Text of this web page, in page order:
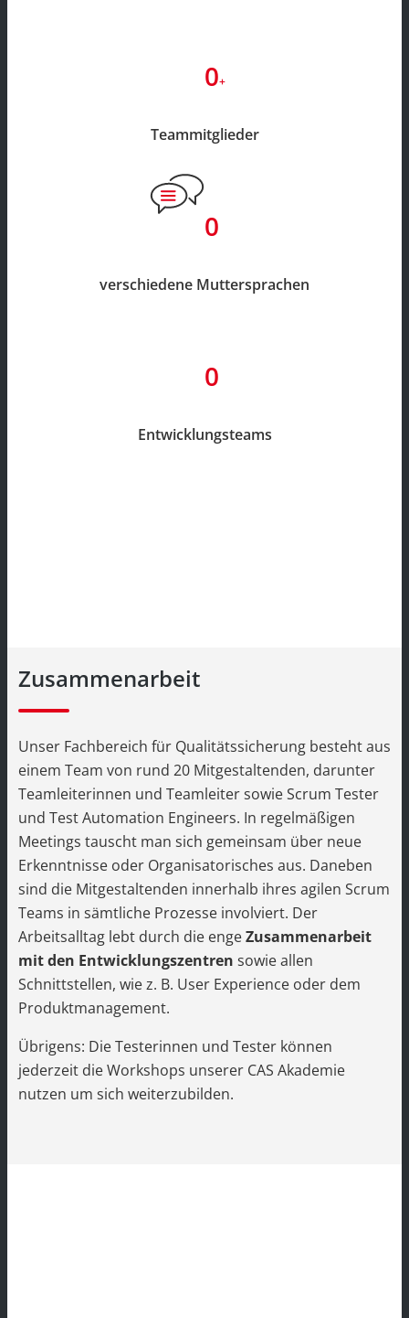
0+
Teammitglieder
0
verschiedene Muttersprachen
0
Entwicklungsteams
Zusammenarbeit
Unser Fachbereich für Qualitätssicherung besteht aus
einem Team von rund 20 Mitgestaltenden, darunter
Teamleiterinnen und Teamleiter sowie Scrum Tester
und Test Automation Engineers. In regelmäßigen
Meetings tauscht man sich gemeinsam über neue
Erkenntnisse oder Organisatorisches aus. Daneben
sind die Mitgestaltenden innerhalb ihres agilen Scrum
Teams in sämtliche Prozesse involviert. Der
Arbeitsalltag lebt durch die engeZusammenarbeit
mit den Entwicklungszentren sowie allen
Schnittstellen, wie z. B. User Experience oder dem
Produktmanagement.
Übrigens: Die Testerinnen und Tester können
jederzeit die Workshops unserer CAS Akademie
nutzen um sich weiterzubilden.